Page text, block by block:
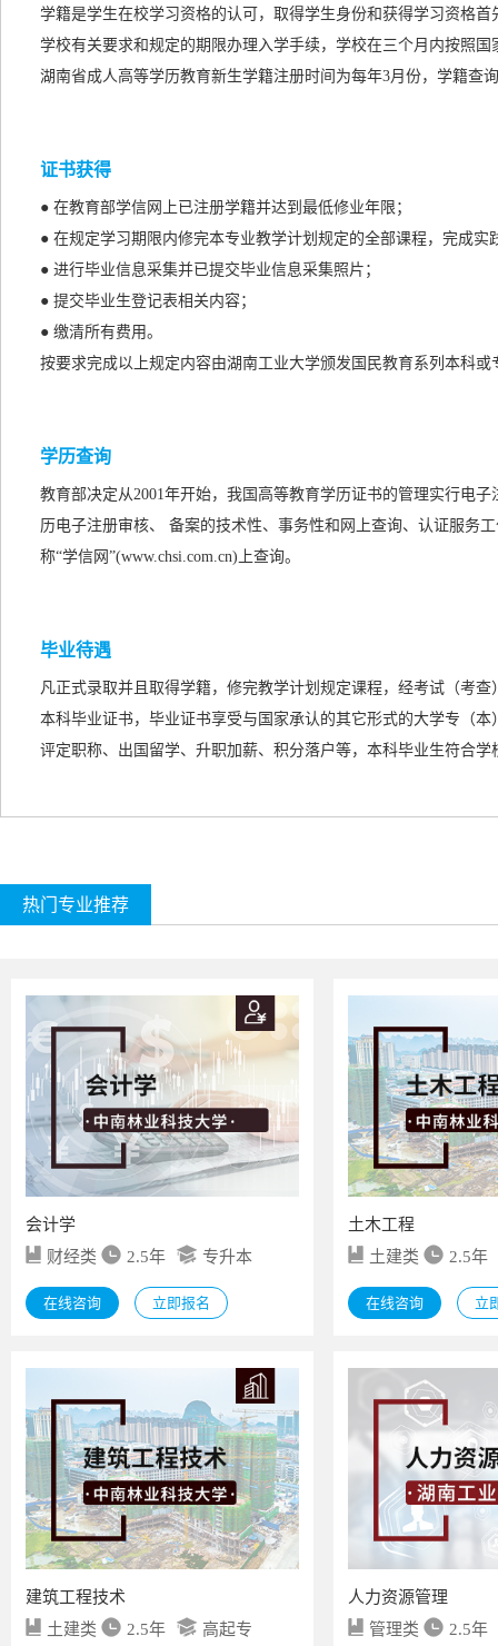
学籍是学生在校学习资格的认可，取得学生身份和获得学习资格
学校有关要求和规定的期限办理入学手续，学校在三个月内按照
湖南省成人高等学历教育新生学籍注册时间为每年3月份，学籍查
证书获得
● 在教育部学信网上已注册学籍并达到最低修业年限；
● 在规定学习期限内修完本专业教学计划规定的全部课程，完成
● 进行毕业信息采集并已提交毕业信息采集照片；
● 提交毕业生登记表相关内容；
● 缴清所有费用。
按要求完成以上规定内容由湖南工业大学颁发国民教育系列本科
学历查询
教育部决定从2001年开始，我国高等教育学历证书的管理实行电
历电子注册审核、 备案的技术性、事务性和网上查询、认证服务
称“学信网”(www.chsi.com.cn)上查询。
毕业待遇
凡正式录取并且取得学籍，修完教学计划规定课程，经考试（考
本科毕业证书，毕业证书享受与国家承认的其它形式的大学专（本
评定职称、出国留学、升职加薪、积分落户等，本科毕业生符合
热门专业推荐
会计学
财经类
2.5年 专升本
在线咨询 立即报名
土木工程
土建类
2.5年
在线咨询 立
建筑工程技术
土建类
2.5年 高起专
人力资源管理
管理类
2.5年